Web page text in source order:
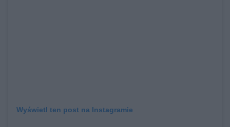
Wyświetl ten post na Instagramie